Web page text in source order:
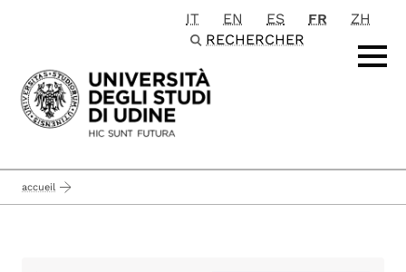
Passa al contenuto principale
IT EN ES FR
ZH
RECHERCHER
accueil